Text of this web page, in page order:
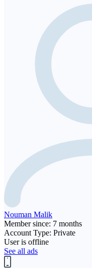
Nouman Malik
Member since: 7 months
Account Type: Private
User is offline
See all ads